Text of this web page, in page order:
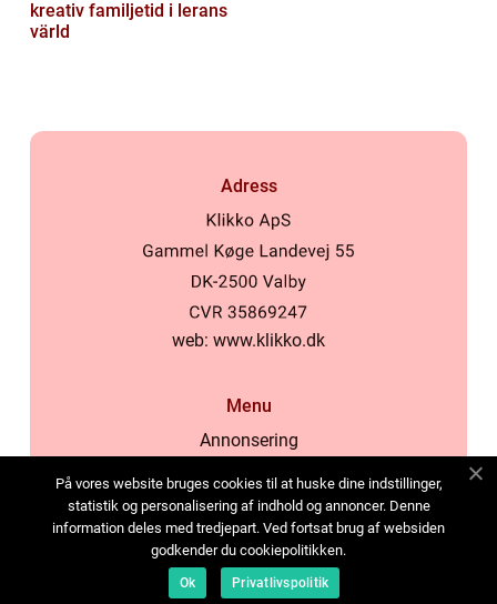
kreativ familjetid i lerans
värld
Adress
web: www.klikko.dk
Menu
Annonsering
Cookies
Kontakta oss
Sitemap
På vores website bruges cookies til at huske dine indstillinger,
statistik og personalisering af indhold og annoncer. Denne
information deles med tredjepart. Ved fortsat brug af websiden
godkender du cookiepolitikken.
Ok Privatlivspolitik